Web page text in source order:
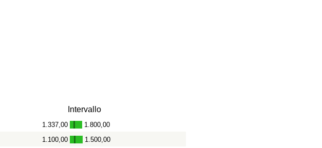
Intervallo
1.337,00 - 1.800,00
1.100,00 - 1.500,00